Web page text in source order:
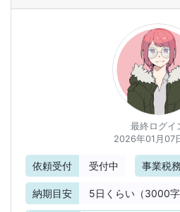
最終ログイ
2026年01月07
依頼受付 受付中 事業税務
納期目安 5日くらい（3000字